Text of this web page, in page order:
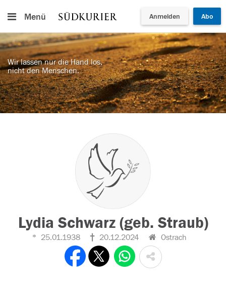
Menü Anmelden Abo
Wir lassen nur die Hand los,
nicht den Menschen.
Lydia Schwarz (geb. Straub)
25.01.1938 20.12.2024 Ostrach